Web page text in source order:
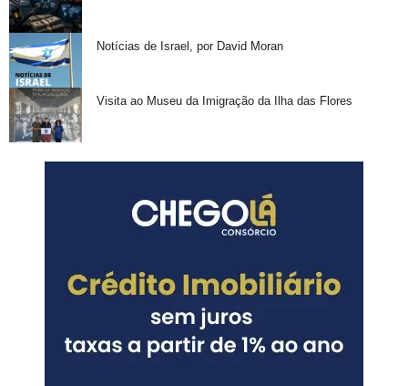
Notícias de Israel, por David Moran
Visita ao Museu da Imigração da Ilha das Flores